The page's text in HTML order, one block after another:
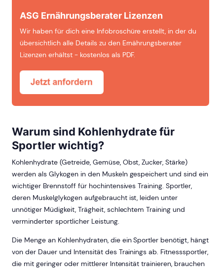
ASG Ernährungsberater Lizenzen
Wir haben für dich eine Infobroschüre erstellt, in der du
übersichtlich alle Details zu den Ernährungsberater
Lizenzen erhältst - kostenlos als PDF.
Warum sind Kohlenhydrate für
Sportler wichtig?
Kohlenhydrate (Getreide, Gemüse, Obst, Zucker, Stärke)
werden als Glykogen in den Muskeln gespeichert und sind ein
wichtiger Brennstoff für hochintensives Training. Sportler,
deren Muskelglykogen aufgebraucht ist, leiden unter
unnötiger Müdigkeit, Trägheit, schlechtem Training und
verminderter sportlicher Leistung.
Die Menge an Kohlenhydraten, die ein Sportler benötigt, hängt
von der Dauer und Intensität des Trainings ab. Fitnesssportler,
die mit geringer oder mittlerer Intensität trainieren, brauchen